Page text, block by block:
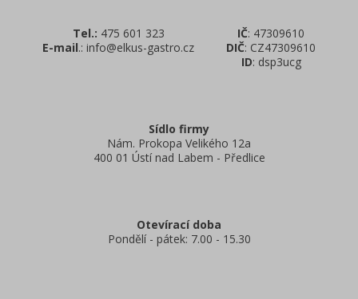
Tel.: 475 601 323
E-mail.: info@elkus-gastro.cz
IČ: 47309610
DIČ: CZ47309610
ID: dsp3ucg
Sídlo firmy
Nám. Prokopa Velikého 12a
400 01 Ústí nad Labem - Předlice
Otevírací doba
Pondělí - pátek: 7.00 - 15.30